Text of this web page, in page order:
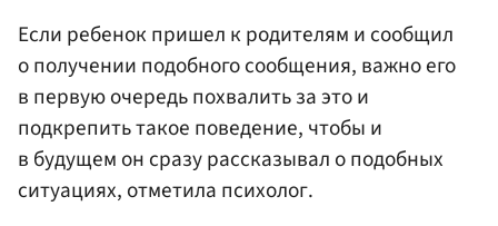
Если ребенок пришел к родителям и сообщил
о получении подобного сообщения, важно его
в первую очередь похвалить за это и
подкрепить такое поведение, чтобы и
в будущем он сразу рассказывал о подобных
ситуациях, отметила психолог.